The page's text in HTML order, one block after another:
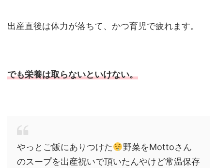
出産直後は体力が落ちて、かつ育児で疲れます。
でも栄養は取らないといけない。
やっとご飯にありつけた
野菜をMottoさん
のスープを出産祝いで頂いたんやけど常温保存